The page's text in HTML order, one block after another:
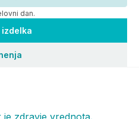
izdelka
dan.